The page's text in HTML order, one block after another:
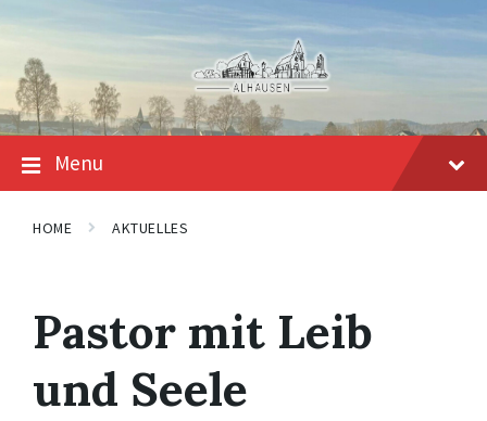
navigation
Menu
HOME AKTUELLES
Pastor mit Leib
und Seele